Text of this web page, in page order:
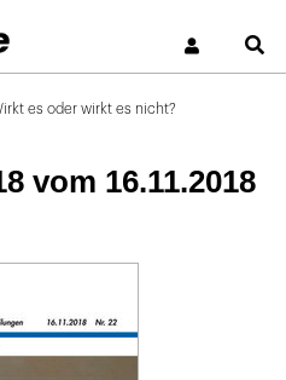
es oder wirkt es nicht?
vom 16.11.2018